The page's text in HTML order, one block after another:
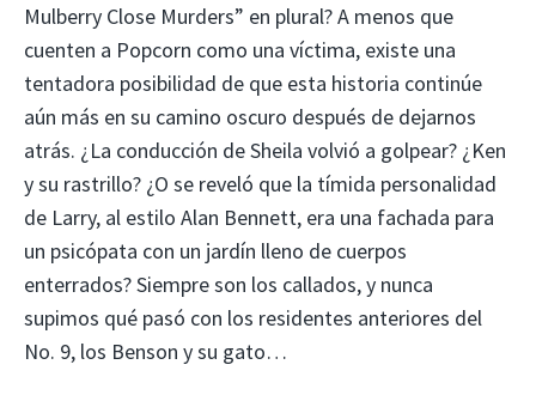
Mulberry Close Murders” en plural? A menos que
cuenten a Popcorn como una víctima, existe una
tentadora posibilidad de que esta historia continúe
aún más en su camino oscuro después de dejarnos
atrás. ¿La conducción de Sheila volvió a golpear? ¿Ken
y su rastrillo? ¿O se reveló que la tímida personalidad
de Larry, al estilo Alan Bennett, era una fachada para
un psicópata con un jardín lleno de cuerpos
enterrados? Siempre son los callados, y nunca
supimos qué pasó con los residentes anteriores del
No. 9, los Benson y su gato…